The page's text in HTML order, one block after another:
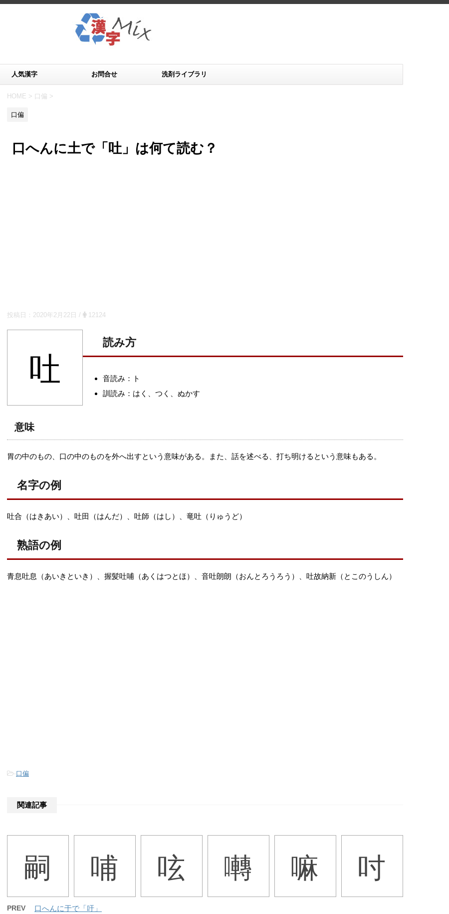
人気漢字 お問合せ 洗剤ライブラリ
HOME > 口偏 >
口偏
口へんに土で「吐」は何て読む？
投稿日： 2020年2月22日 / 12124
吐
読み方
音読み：ト
訓読み：はく、つく、ぬかす
意味
胃の中のもの、口の中のものを外へ出すという意味がある。また、話を述べる、打ち明けるという意味もある。
名字の例
吐合（はきあい）、吐田（はんだ）、吐師（はし）、竜吐（りゅうど）
熟語の例
青息吐息（あいきといき）、握髪吐哺（あくはつとほ）、音吐朗朗（おんとろうろう）、吐故納新（とこのうしん）
-口偏
関連記事
嗣 哺 呟 囀 嘛 吋
PREV 口へんに于で「吁」